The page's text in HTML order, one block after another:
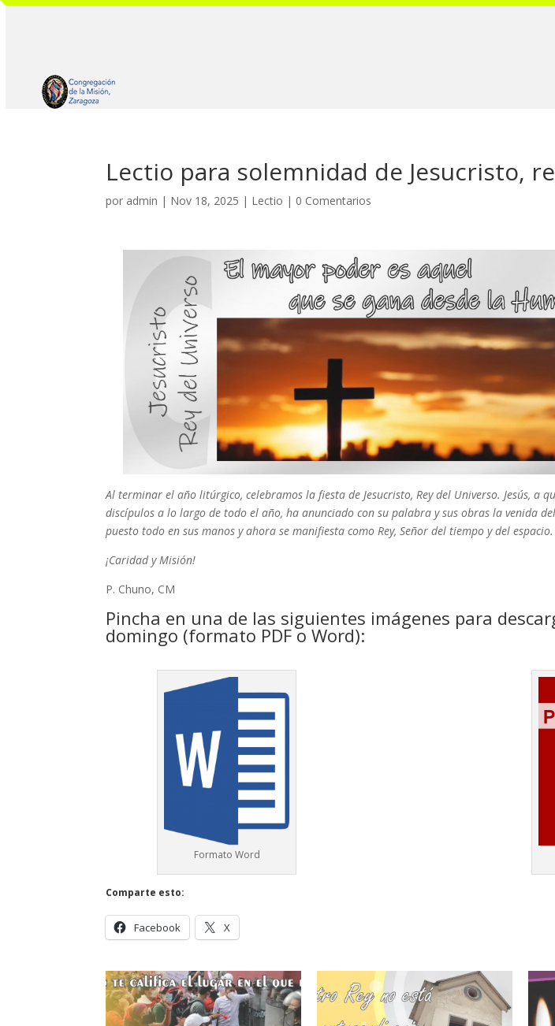
Lectio para solemnidad de Jesucristo,
por admin | Nov 18, 2025 | Lectio | 0 Comentarios
Al terminar el año litúrgico, celebramos la fiesta de Jesucristo, Rey del Universo. Jesús, a
discípulos a lo largo de todo el año, ha anunciado con su palabra y sus obras la venida
puesto todo en sus manos y ahora se manifiesta como Rey, Señor del tiempo y del espacio.
¡Caridad y Misión!
P. Chuno, CM
Pincha en una de las siguientes imágenes para
domingo (formato PDF o Word):
Formato Word
Comparte esto:
Facebook X